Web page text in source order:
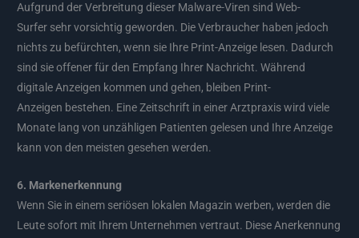
Aufgrund der Verbreitung dieser Malware-Viren sind Web-
Surfer sehr vorsichtig geworden. Die Verbraucher haben jedoch
nichts zu befürchten, wenn sie Ihre Print-Anzeige lesen. Dadurch
sind sie offener für den Empfang Ihrer Nachricht. Während
digitale Anzeigen kommen und gehen, bleiben Print-
Anzeigen bestehen. Eine Zeitschrift in einer Arztpraxis wird viele
Monate lang von unzähligen Patienten gelesen und Ihre Anzeige
kann von den meisten gesehen werden.
6. Markenerkennung
Wenn Sie in einem seriösen lokalen Magazin werben, werden die
Leute sofort mit Ihrem Unternehmen vertraut. Diese Anerkennung